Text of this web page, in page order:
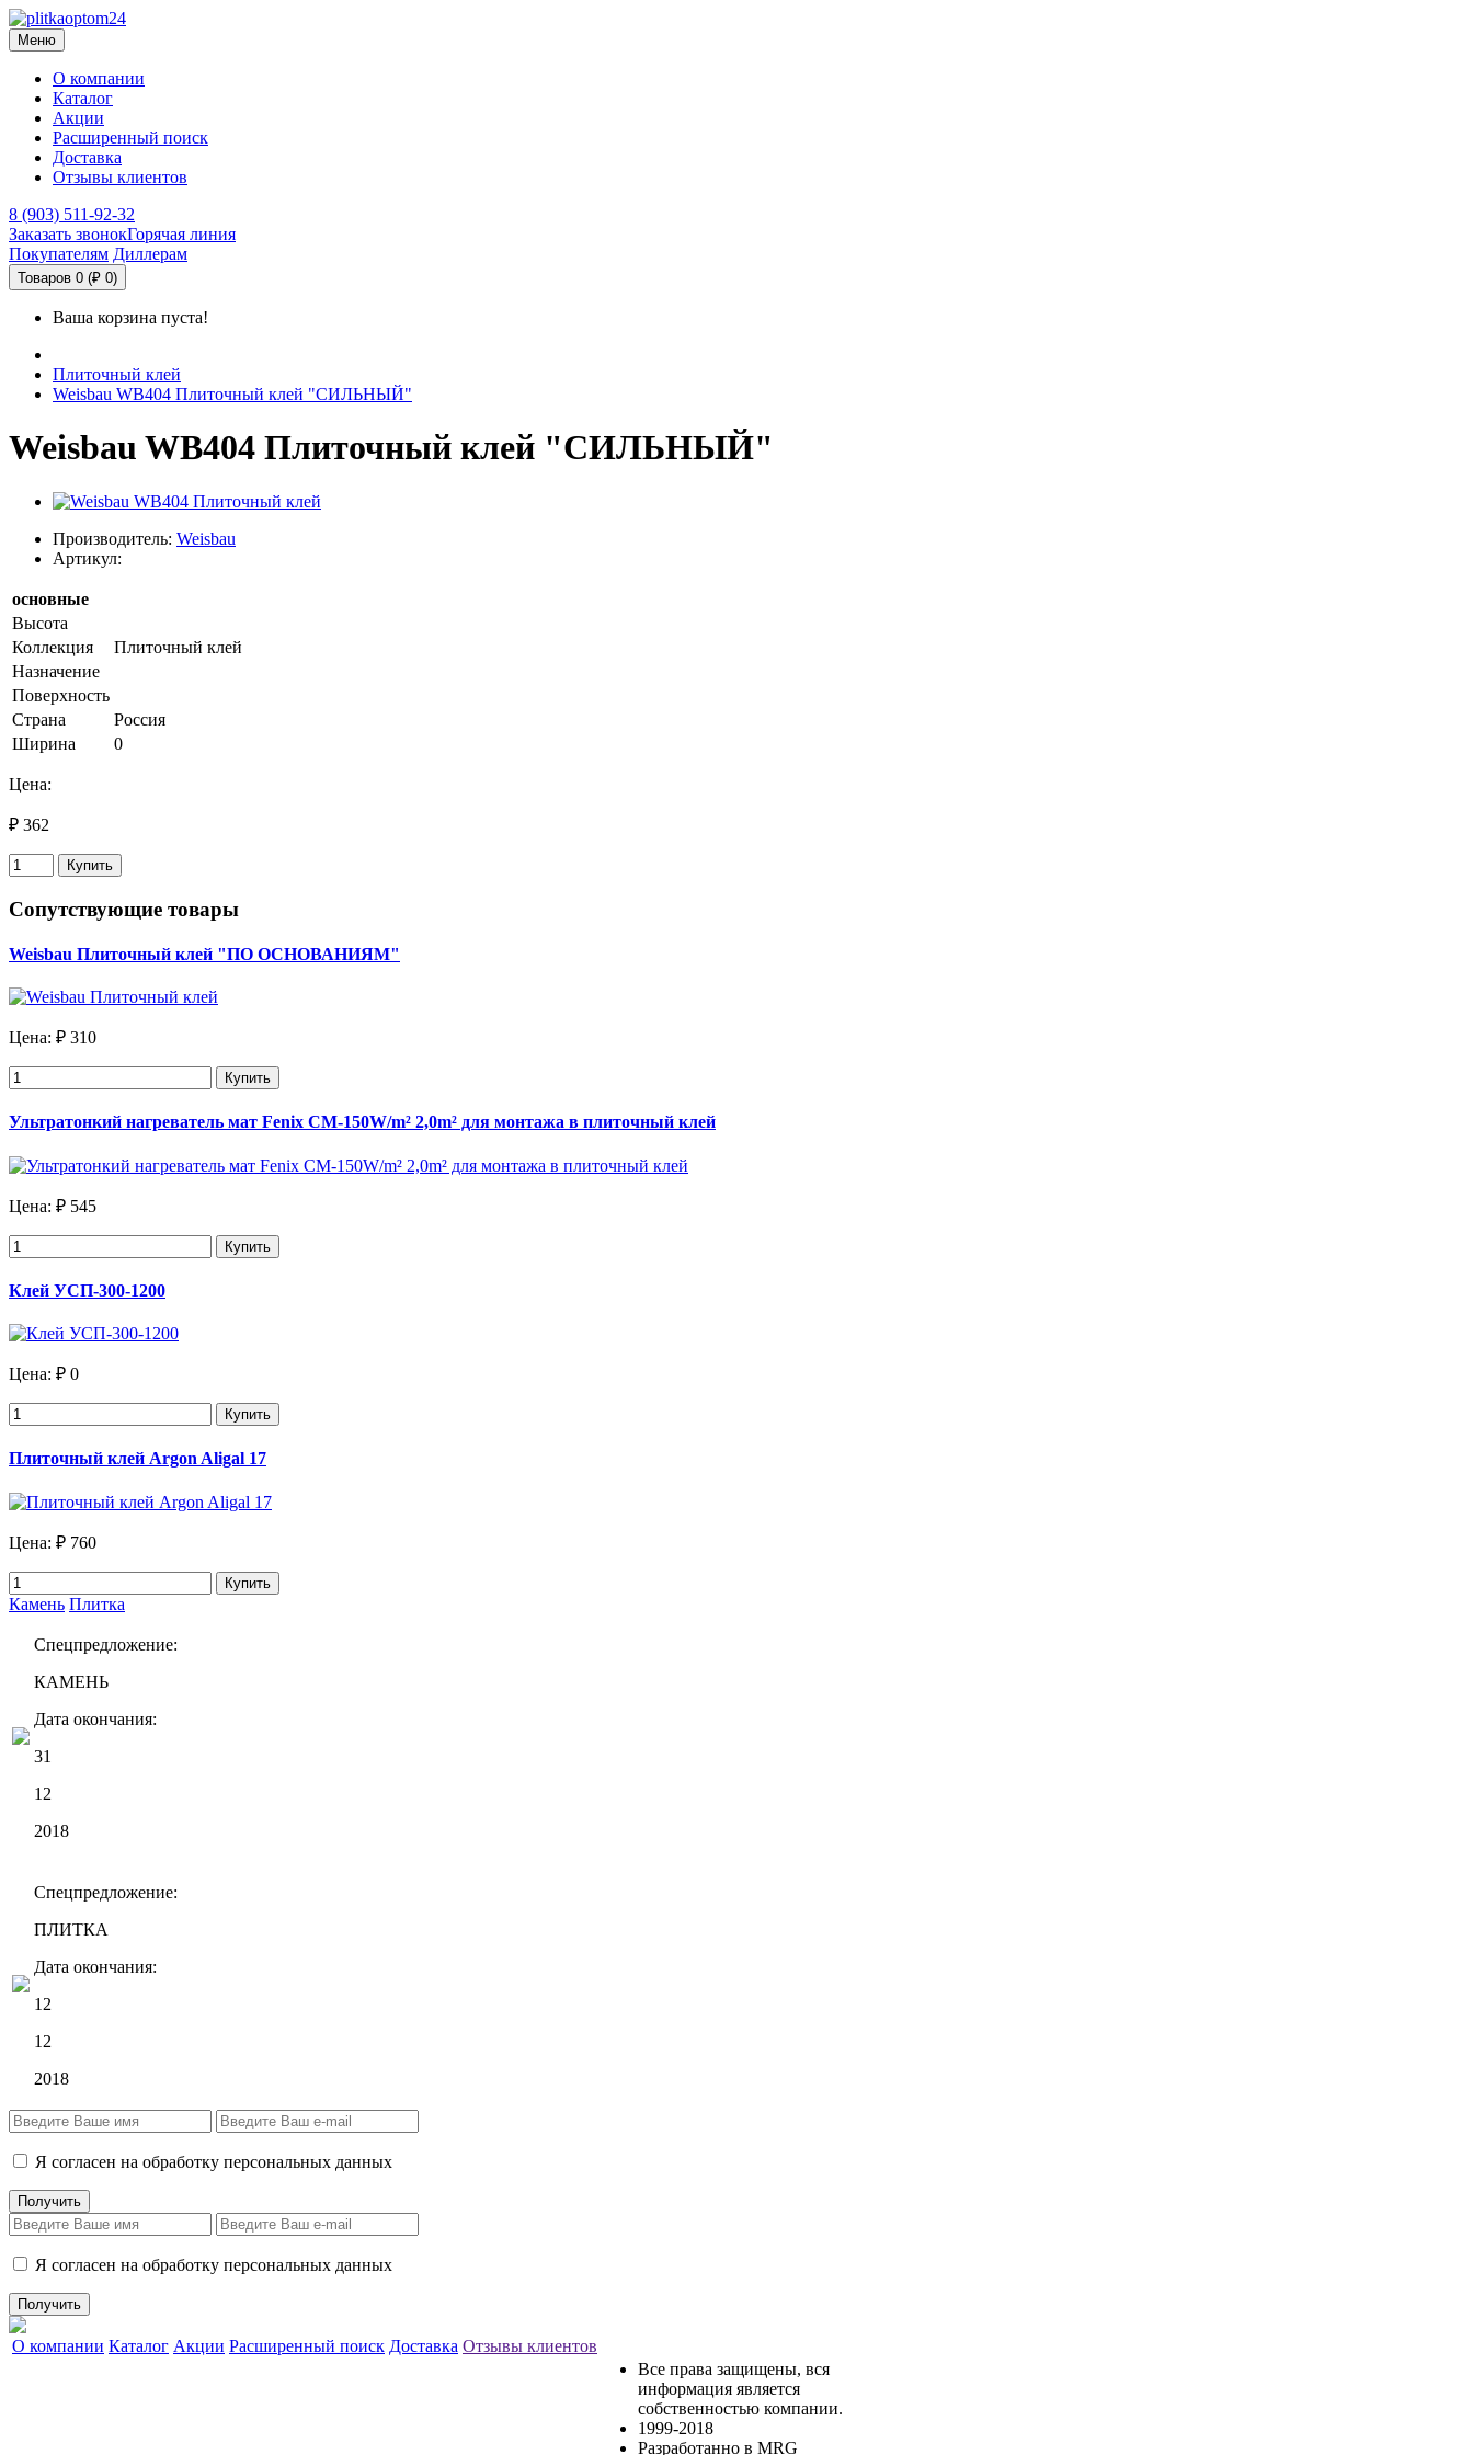
Меню
О компании
Каталог
Акции
Расширенный поиск
Доставка
Отзывы клиентов
8 (903) 511-92-32
Заказать звонокГорячая линия
Покупателям Диллерам
Товаров 0 (₽ 0)
Ваша корзина пуста!
Плиточный клей
Weisbau WB404 Плиточный клей "СИЛЬНЫЙ"
Weisbau WB404 Плиточный клей "СИЛЬНЫЙ"
Производитель: Weisbau
Артикул:
основные
Высота
Коллекция
Плиточный клей
Назначение
Поверхность
Страна
Россия
Ширина
0
Цена:
₽ 362
Купить
Сопутствующие товары
Weisbau Плиточный клей "ПО ОСНОВАНИЯМ"
Цена: ₽ 310
Купить
Ультратонкий нагреватель мат Fenix CM-150W/m² 2,0m² для монтажа в плиточный клей
Цена: ₽ 545
Купить
Клей УСП-300-1200
Цена: ₽ 0
Купить
Плиточный клей Argon Aligal 17
Цена: ₽ 760
Купить
Камень Плитка
Спецпредложение:
КАМЕНЬ
Дата окончания:
31
12
2018
Спецпредложение:
ПЛИТКА
Дата окончания:
12
12
2018
Я согласен на обработку персональных данных
Я согласен на обработку персональных данных
О компании Каталог Акции Расширенный поиск Доставка Отзывы клиентов
Все права защищены, вся
информация является
собственностью компании.
1999-2018
Разработанно в MRG